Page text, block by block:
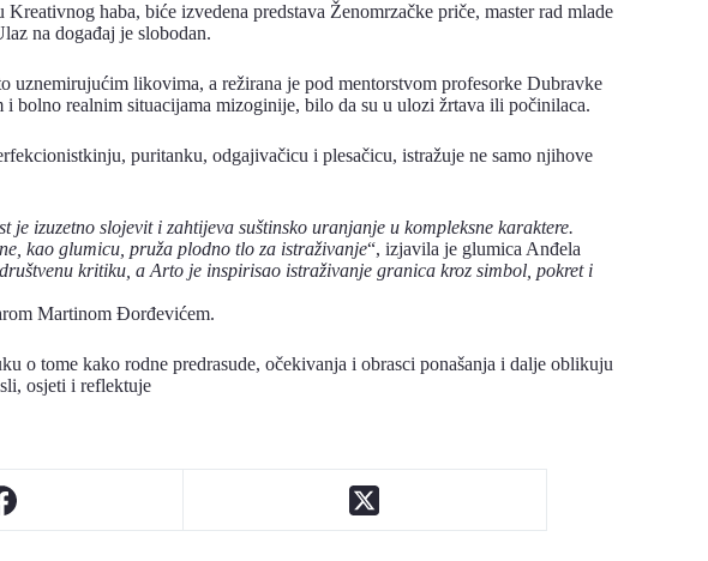
haba, biće izvedena predstava Ženomrzačke priče, master rad mlade
na događaj je slobodan.
uznemirujućim likovima, a režirana je pod mentorstvom profesorke Dubravke
bolno realnim situacijama mizoginije, bilo da su u ulozi žrtava ili počinilaca.
puritanku, odgajivačicu i plesačicu, istražuje ne samo njihove
je izuzetno slojevit i zahtijeva suštinsko uranjanje u kompleksne karaktere.
kao glumicu, pruža plodno tlo za istraživanje“, izjavila je glumica Anđela
kritiku, a Arto je inspirisao istraživanje granica kroz simbol, pokret i
Martinom Đorđevićem.
o tome kako rodne predrasude, očekivanja i obrasci ponašanja i dalje oblikuju
osjeti i reflektuje